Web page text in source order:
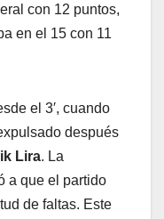
con 12 puntos,
en el 15 con 11
el 3′, cuando
después
Lira. La
a que el partido
de faltas. Este